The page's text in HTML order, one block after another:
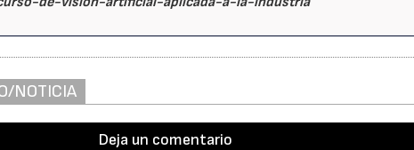
NOTICIA
Deja un comentario